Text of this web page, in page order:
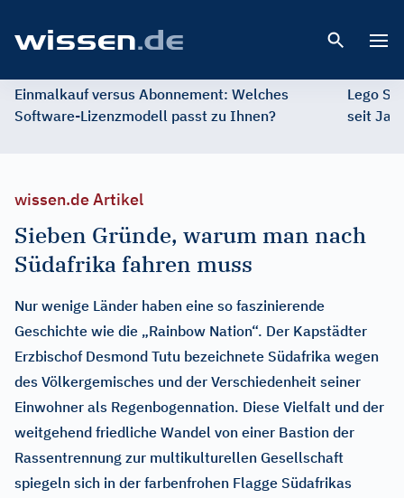
Einmalkauf versus Abonnement: Welches
Software-Lizenzmodell passt zu Ihnen?
Lego
seit
wissen.de Artikel
Sieben Gründe, warum man nach
Südafrika fahren muss
Nur wenige Länder haben eine so faszinierende
Geschichte wie die „Rainbow Nation“. Der Kapstädter
Erzbischof Desmond Tutu bezeichnete Südafrika wegen
des Völkergemisches und der Verschiedenheit seiner
Einwohner als Regenbogennation. Diese Vielfalt und der
weitgehend friedliche Wandel von einer Bastion der
Rassentrennung zur multikulturellen Gesellschaft
spiegeln sich in der farbenfrohen Flagge Südafrikas